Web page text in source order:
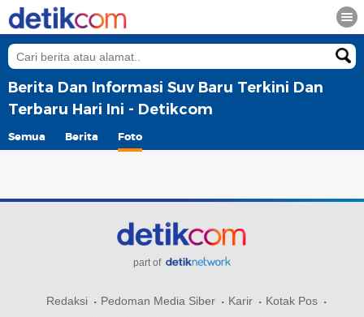
Berita Dan Informasi Suv Baru Terkini Dan
Terbaru Hari Ini - Detikcom
Semua Berita Foto
part of
Redaksi Pedoman Media Siber Karir
Kotak Pos